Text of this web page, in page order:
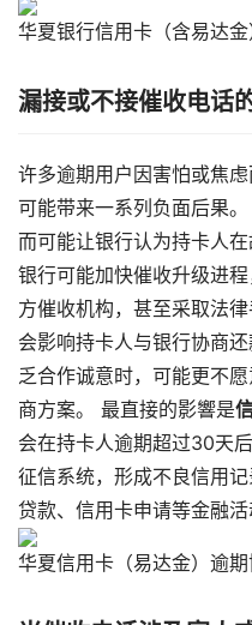
华夏银行信用卡（含易达
漏接或不接催收电话
许多逾期用户因害怕或焦
可能带来一系列负面后果。 ​
而可能让银行认为持卡人
银行可能加快催收升级进
方催收机构，甚至采取法
会影响持卡人与银行协商
乏合作诚意时，可能更不
商方案。 最直接的影響是​
会在持卡人逾期超过30天
征信系统，形成不良信用
贷款、信用卡申请等金融活
华夏信用卡（易达金）逾